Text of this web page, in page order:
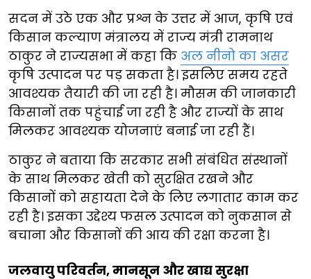
सदन में उठे एक और प्रश्न के उत्तर में आज, कृषि एवं
किसान कल्याण मंत्रालय में राज्य मंत्री रामनाथ
ठाकुर ने राज्यसभा में कहा कि अल नीनो का असर
कृषि उत्पादन पर पड़ सकता है। इसलिए समय रहते
आवश्यक तैयारी की जा रही है। मौसम की जानकारी
किसानों तक पहुंचाई जा रही है और राज्यों के साथ
मिलकर आवश्यक योजनाएं बनाई जा रही हैं।
ठाकुर ने बताया कि सरकार सभी संबंधित संस्थानों
के साथ मिलकर खेती को सुरक्षित रखने और
किसानों को सहायता देने के लिए लगातार काम कर
रही है। इसका उद्देश्य फसल उत्पादन को नुकसान से
बचाना और किसानों की आय की रक्षा करना है।
जलवायु परिवर्तन, मानसून और खाद्य सुरक्षा